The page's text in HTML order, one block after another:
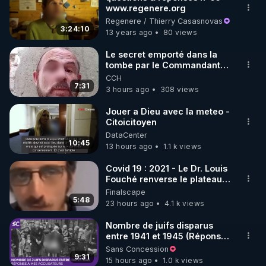
🌱 INSTAGRAM
https://www.instagram.com/rdlr_thierrycasasnovas/
http://rgnr.li/instagram
🌱 LA NEWSLETTER
Pour ne pas rater l’actualité RGNR (stages,
http://rgnr.li/news
🌱 VIDÉOS NON CENSURÉES SUR ODYSEE
Toutes les vidéos Youtube sont aussi sur la
http://rgnr.li/odysee
🌱 LES STAGES EN PRÉSENTIEL
http://rgnr.li/stages
3:24:10
www.regenere.org
Regenere / Thierry Casasnovas
13 years ago
80 views
7:31
Le secret emporté dans la
tombe par le Commandant
Cousteau le 25 juin 1997
CCH
3 hours ago
308 views
10:45
Jouer a Dieu avec la meteo -
Citoicitoyen
DataCenter
13 hours ago
1.1 k views
5:48
Covid 19 : 2021 - Le Dr. Louis
Fouché renverse le plateau
de CNews !
Finalscape
23 hours ago
4.1 k views
9:31
Nombre de juifs disparus
entre 1941 et 1945 (Réponse
à mes accusateurs)
Sans Concession
15 hours ago
1.0 k views